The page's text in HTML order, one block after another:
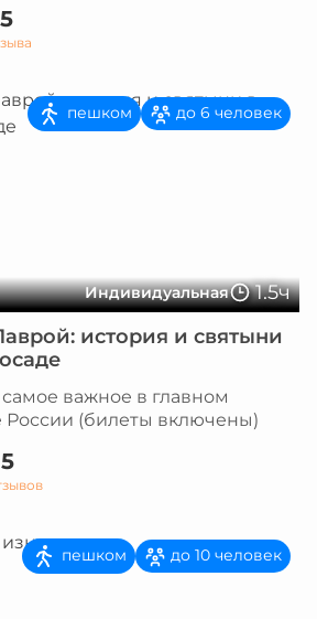
5
Индивидуальная 1.5ч
пешком до 6 человек
история и святыни
самое важное в главном
России (билеты включены)
5
пешком до 10 человек